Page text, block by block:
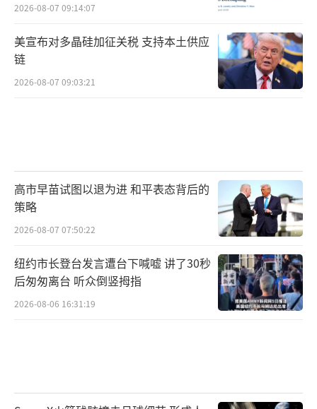
2026-08-07 09:14:07
美宣布对多晶硅加征关税 支持本土供应
链
2026-08-07 09:03:21
高市早苗试图以退为进 和平表态背后的
策略
2026-08-07 07:50:22
纽约市长登台发言遭台下喊嘘 讲了30秒
后匆匆离台 听众倒竖拇指
2026-08-06 16:31:19